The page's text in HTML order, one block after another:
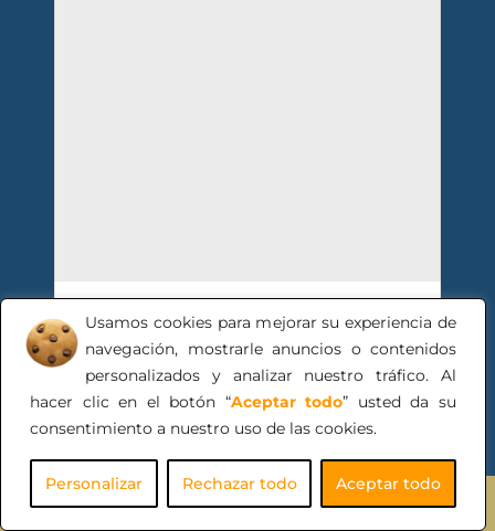
Usamos cookies para mejorar su experiencia de
navegación, mostrarle anuncios o contenidos
personalizados y analizar nuestro tráfico. Al
hacer clic en el botón “Aceptar todo” usted da su
consentimiento a nuestro uso de las cookies.
Personalizar Rechazar todo Aceptar todo
American Diesel
Electronics, laboratorio
diésel .